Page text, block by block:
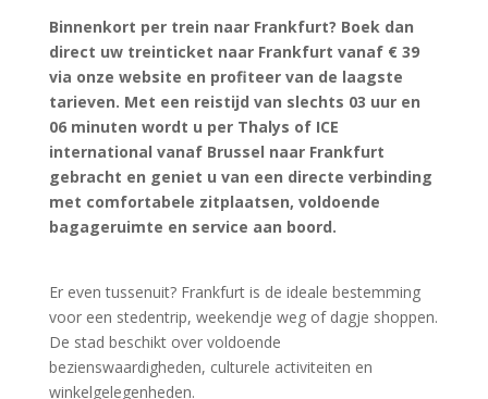
Binnenkort per trein naar Frankfurt? Boek dan
direct uw treinticket naar Frankfurt vanaf € 39
via onze website en profiteer van de laagste
tarieven. Met een reistijd van slechts 03 uur en
06 minuten wordt u per Thalys of ICE
international vanaf Brussel naar Frankfurt
gebracht en geniet u van een directe verbinding
met comfortabele zitplaatsen, voldoende
bagageruimte en service aan boord.
Er even tussenuit? Frankfurt is de ideale bestemming
voor een stedentrip, weekendje weg of dagje shoppen.
De stad beschikt over voldoende
bezienswaardigheden, culturele activiteiten en
winkelgelegenheden.